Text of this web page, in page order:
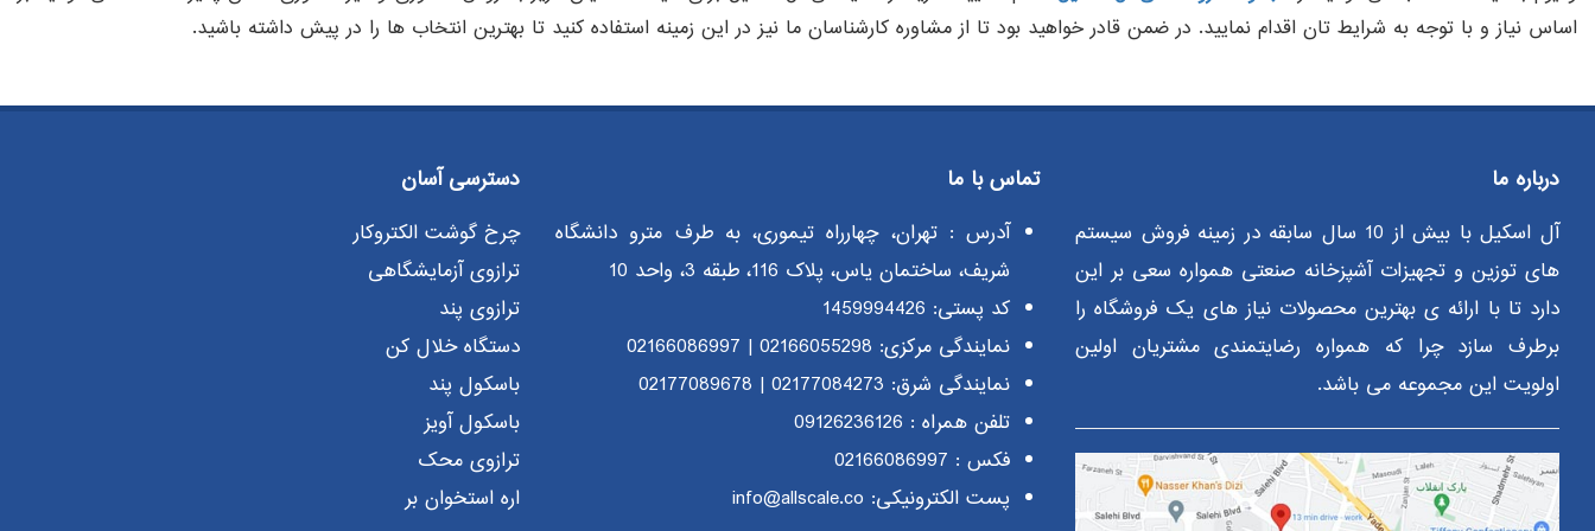
اساس نیاز و با توجه به شرایط تان اقدام نمایید. در ضمن قادر خواهید بود تا از مشاوره کارشناسان ما نیز در این زمینه استفاده کنید تا بهترین انتخاب ها را در پیش داشته باشید.
درباره ما
آل اسکیل با بیش از 10 سال سابقه در زمینه فروش سیستم
های توزین و تجهیزات آشپزخانه صنعتی همواره سعی بر این
دارد تا با ارائه ی بهترین محصولات نیاز های یک فروشگاه را
برطرف سازد چرا که همواره رضایتمندی مشتریان اولین
اولویت این مجموعه می باشد.
تماس با ما
آدرس : تهران، چهارراه تیموری، به طرف مترو دانشگاه
شریف، ساختمان یاس، پلاک 116، طبقه 3، واحد 10
کد پستی: 1459994426
نمایندگی مرکزی: 02166055298
|
02166086997
نمایندگی شرق: 02177084273
|
02177089678
تلفن همراه : 09126236126
فکس : 02166086997
پست الکترونیکی: info@allscale.co
دسترسی آسان
چرخ گوشت الکتروکار
ترازوی آزمایشگاهی
ترازوی پند
دستگاه خلال کن
باسکول پند
باسکول آویز
ترازوی محک
اره استخوان بر